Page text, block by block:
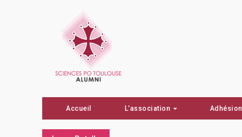
Accueil L’association Adhésion